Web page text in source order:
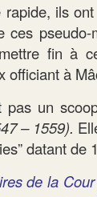
rapide, ils ont
ces
fin à
officiant à
pas un
– 1559).
datant de
de la